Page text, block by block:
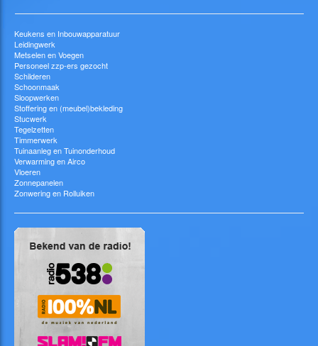
Keukens en Inbouwapparatuur
Leidingwerk
Metselen en Voegen
Personeel zzp-ers gezocht
Schilderen
Schoonmaak
Sloopwerken
Stoffering en (meubel)bekleding
Stucwerk
Tegelzetten
Timmerwerk
Tuinaanleg en Tuinonderhoud
Verwarming en Airco
Vloeren
Zonnepanelen
Zonwering en Rolluiken